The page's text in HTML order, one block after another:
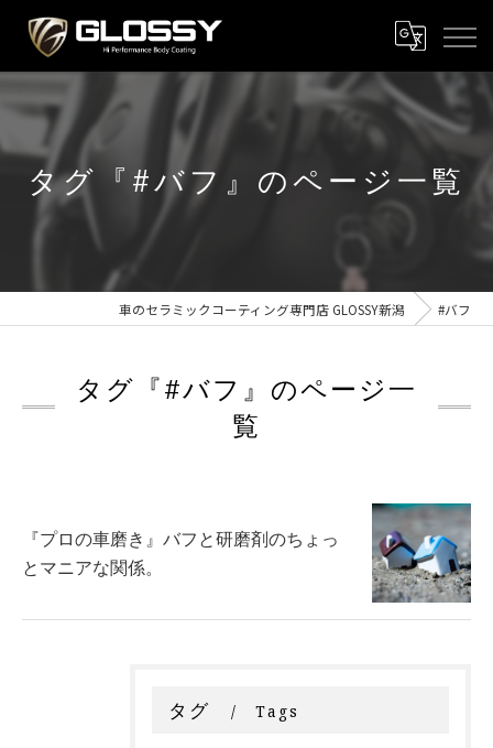
タグ『#バフ』のページ一覧
車のセラミックコーティング専門店 GLOSSY新潟 #バフ
タグ『#バフ』のページ一
覧
『プロの車磨き』バフと研磨剤のちょっ
とマニアな関係。
タグ Tags